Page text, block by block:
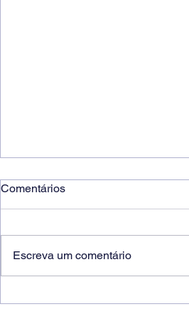
Comentários
Escreva um comentário